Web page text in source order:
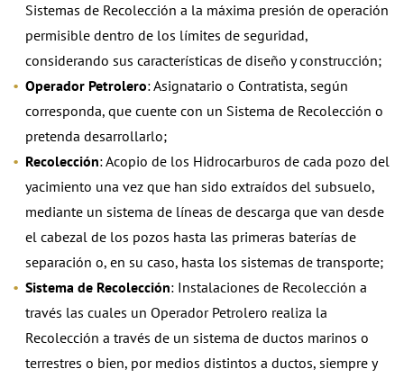
Sistemas de Recolección a la máxima presión de operación
permisible dentro de los límites de seguridad,
considerando sus características de diseño y construcción;
Operador Petrolero: Asignatario o Contratista, según
corresponda, que cuente con un Sistema de Recolección o
pretenda desarrollarlo;
Recolección: Acopio de los Hidrocarburos de cada pozo del
yacimiento una vez que han sido extraídos del subsuelo,
mediante un sistema de líneas de descarga que van desde
el cabezal de los pozos hasta las primeras baterías de
separación o, en su caso, hasta los sistemas de transporte;
Sistema de Recolección: Instalaciones de Recolección a
través las cuales un Operador Petrolero realiza la
Recolección a través de un sistema de ductos marinos o
terrestres o bien, por medios distintos a ductos, siempre y